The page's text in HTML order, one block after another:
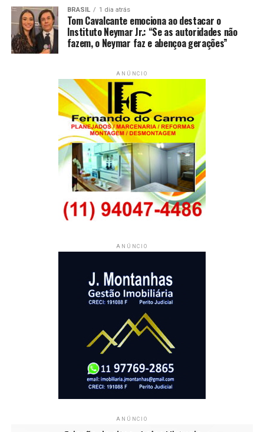
BRASIL 1 dia atrás
Tom Cavalcante emociona ao destacar o
Instituto Neymar Jr.: “Se as autoridades não
fazem, o Neymar faz e abençoa gerações”
ANÚNCIO
ANÚNCIO
ANÚNCIO